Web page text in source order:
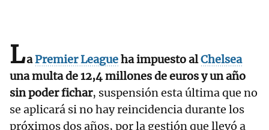
LaPremier Leagueha impuesto alChelsea
una multa de 12,4 millones de euros y un año
sin poder fichar, suspensión esta última que no
se aplicará si no hay reincidencia durante los
próximos dos años, por la gestión que llevó a